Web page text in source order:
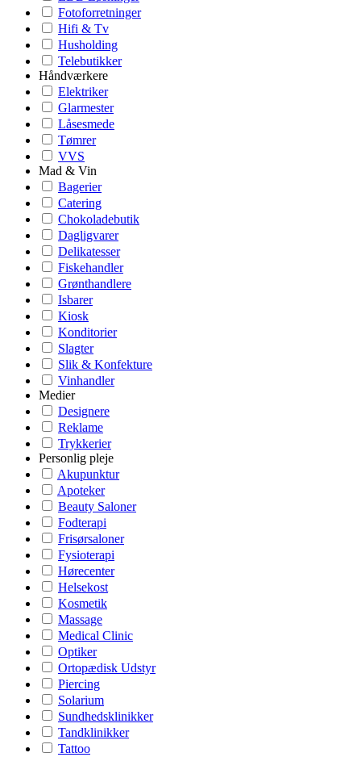
Fotoforretninger
Hifi & Tv
Husholding
Telebutikker
Håndværkere
Elektriker
Glarmester
Låsesmede
Tømrer
VVS
Mad & Vin
Bagerier
Catering
Chokoladebutik
Dagligvarer
Delikatesser
Fiskehandler
Grønthandlere
Isbarer
Kiosk
Konditorier
Slagter
Slik & Konfekture
Vinhandler
Medier
Designere
Reklame
Trykkerier
Personlig pleje
Akupunktur
Apoteker
Beauty Saloner
Fodterapi
Frisørsaloner
Fysioterapi
Hørecenter
Helsekost
Kosmetik
Massage
Medical Clinic
Optiker
Ortopædisk Udstyr
Piercing
Solarium
Sundhedsklinikker
Tandklinikker
Tattoo